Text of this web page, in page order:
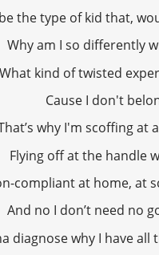
the type of kid that,
Why am I so differently
What kind of twisted
Cause I don't
why I'm scoffing at
Flying off at the handle
compliant at home, at
And no I don’t need no
diagnose why I have